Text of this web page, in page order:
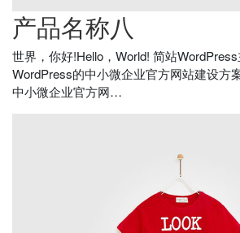
产品名称八
世界，你好!Hello，World! 简站
WordPress的中小微企业官方网站建设方
中小微企业官方网…